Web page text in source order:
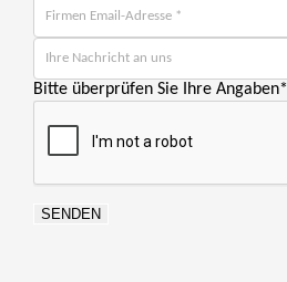
Bitte überprüfen Sie Ihre Angaben*
SENDEN